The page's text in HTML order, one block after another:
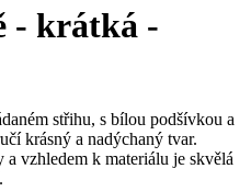
- krátká -
střihu, s bílou podšívkou a
krásný a nadýchaný tvar.
a vzhledem k materiálu je skvělá